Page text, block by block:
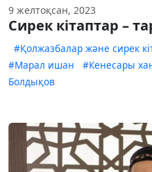
9 желтоқсан, 2023
Сирек кітаптар –
#Қолжазбалар және сирек
#Марал ишан
#Кенесары
Болдықов